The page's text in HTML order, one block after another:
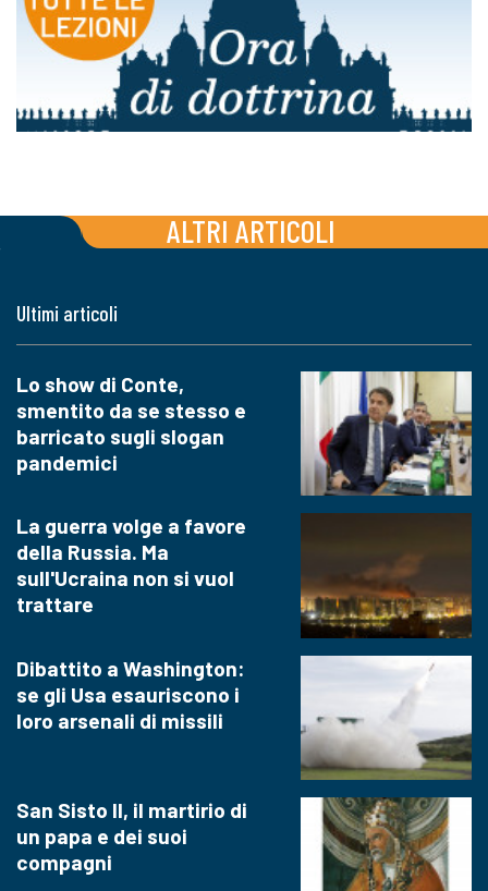
ALTRI ARTICOLI
Ultimi articoli
Lo show di Conte,
smentito da se stesso e
barricato sugli slogan
pandemici
La guerra volge a favore
della Russia. Ma
sull'Ucraina non si vuol
trattare
Dibattito a Washington:
se gli Usa esauriscono i
loro arsenali di missili
San Sisto II, il martirio di
un papa e dei suoi
compagni